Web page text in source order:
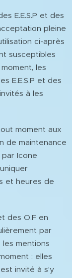
E.E.S.P et des
pleine
ci-après
susceptibles
les
E.E.S.P et des
à les
moment aux
de maintenance
Icone
et heures de
des O.F en
par
mentions
: elles
invité à s'y